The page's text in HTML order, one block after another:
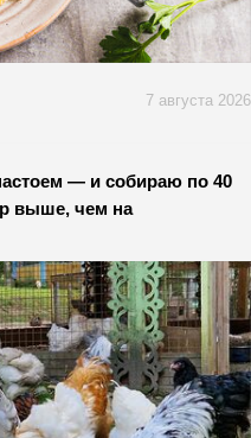
7 августа 2026
— и собираю по 40
выше, чем на